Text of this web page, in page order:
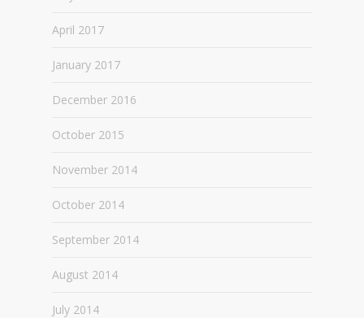
April 2017
January 2017
December 2016
October 2015
November 2014
October 2014
September 2014
August 2014
July 2014